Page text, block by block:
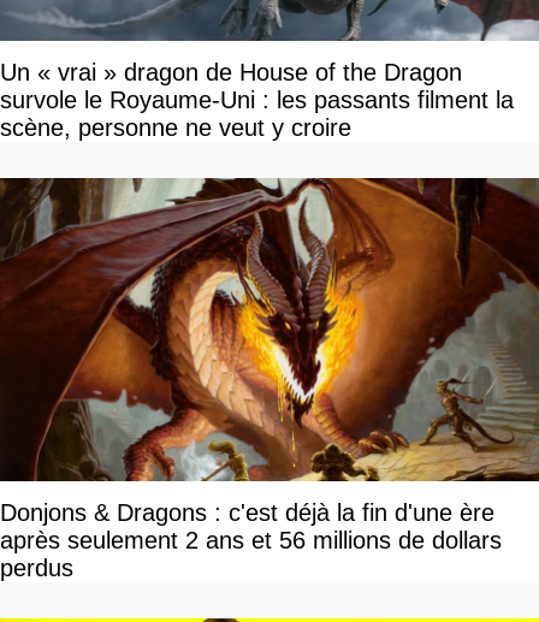
Un « vrai » dragon de House of the Dragon
survole le Royaume-Uni : les passants filment la
scène, personne ne veut y croire
Donjons & Dragons : c'est déjà la fin d'une ère
après seulement 2 ans et 56 millions de dollars
perdus